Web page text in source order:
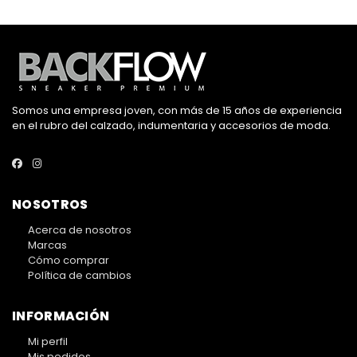
Somos una empresa joven, con más de 15 años de experiencia
en el rubro del calzado, indumentaria y accesorios de moda.
NOSOTROS
Acerca de nosotros
Marcas
Cómo comprar
Política de cambios
INFORMACIÓN
Mi perfil